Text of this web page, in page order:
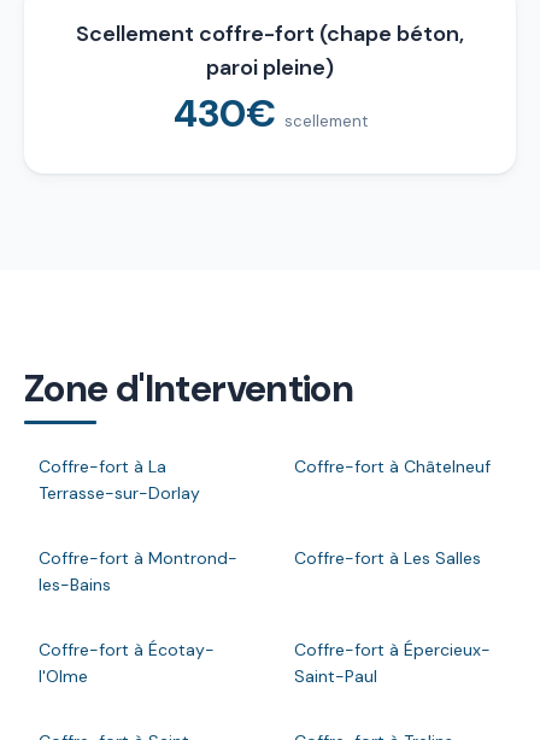
Scellement coffre-fort (chape béton,
paroi pleine)
430€ scellement
Zone d'Intervention
Coffre-fort à La
Terrasse-sur-Dorlay
Coffre-fort à Châtelneuf
Coffre-fort à Montrond-
les-Bains
Coffre-fort à Les Salles
Coffre-fort à Écotay-
l'Olme
Coffre-fort à Épercieux-
Saint-Paul